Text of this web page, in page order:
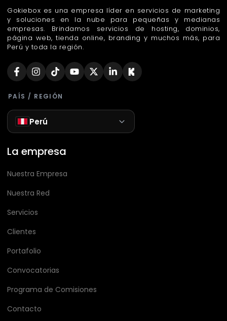
Gokiebox es una empresa líder en servicios de marketing
y soluciones en la nube para pequeñas y medianas
empresas. Brindamos servicios de hosting, dominios,
página web, tienda online, branding y muchos más, para
Perú y toda la región.
PAÍS / REGIÓN
Perú
La empresa
Nuestra Empresa
Nuestra Red
Servicios
Clientes
Portafolio
Convocatorias
Programa de Comisiones
Contacto